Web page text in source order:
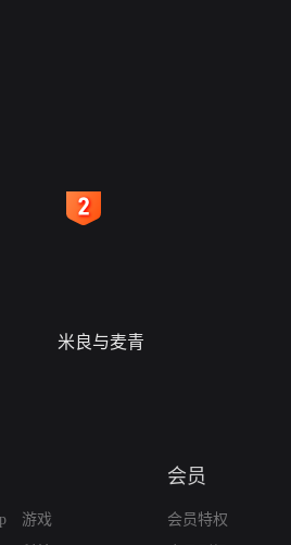
米良与麦青
游戏
会员
会员特权